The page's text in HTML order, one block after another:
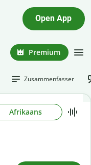
Open App
Premium
Zusammenfasser
Afrikaans